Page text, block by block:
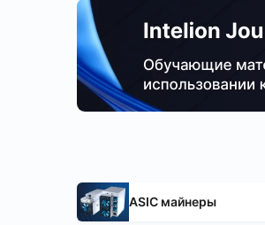
Canaan
Innosilicon
Смотреть весь каталог
ASIC майнеры